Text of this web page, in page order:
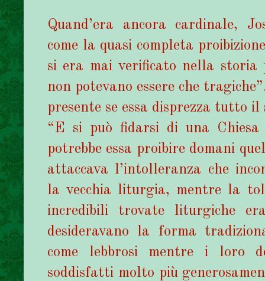
Quand’era ancora cardinale,
come la quasi completa
si era mai verificato nella storia
non potevano essere che
presente se essa disprezza tutto
“E si può fidarsi di una Chiesa
potrebbe essa proibire domani
attaccava l’intolleranza che
la vecchia liturgia, mentre la
incredibili trovate liturgiche
desideravano la forma
come lebbrosi mentre i loro
soddisfatti molto più